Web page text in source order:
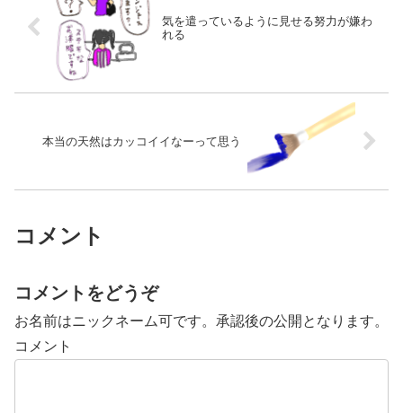
気を遣っているように見せる努力が嫌わ
れる
本当の天然はカッコイイなーって思う
コメント
コメントをどうぞ
お名前はニックネーム可です。承認後の公開となります。
コメント